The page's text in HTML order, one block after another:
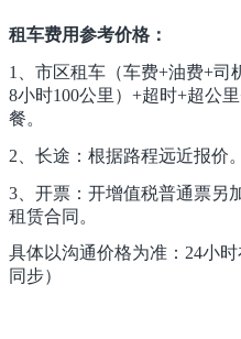
租车费用参考价格：
1、市区租车（车费+油费+司
8小时100公里）+超时+超公
餐。
2、长途：根据路程远近报价。
3、开票：开增值税普通票另
租赁合同。
具体以沟通价格为准：24小
同步）